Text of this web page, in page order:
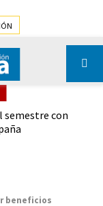
semestre con
beneficios